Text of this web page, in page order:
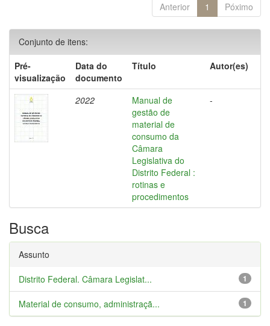
Anterior 1 Póximo
Conjunto de itens:
Pré-
visualização
Data do
documento
Título Autor(es)
2022
Manual de
gestão de
material de
consumo da
Câmara
Legislativa do
Distrito Federal :
rotinas e
procedimentos
-
Busca
Assunto
1
Distrito Federal. Câmara Legislat...
1
Material de consumo, administraçã...